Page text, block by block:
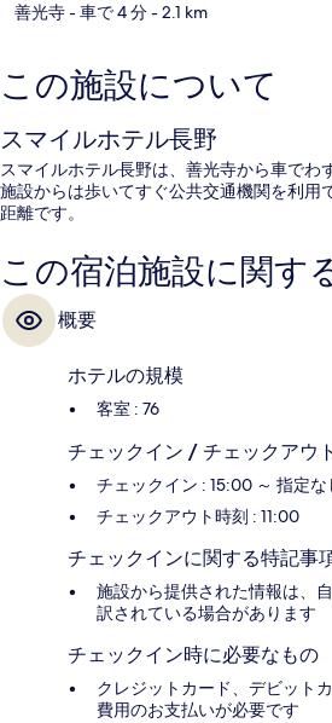
善光寺- 車で 4 分- 2.1 km
この施設について
スマイルホテル長野
スマイルホテル長野は、善光寺から車でわ
施設からは歩いてすぐ公共交通機関を利用
距離です。
この宿泊施設に関す
概要
ホテルの規模
客室 : 76
チェックイン / チェックアウト
チェックイン : 15:00 ～ 指定な
チェックアウト時刻 : 11:00
チェックインに関する特記事
施設から提供された情報は、
訳されている場合があります
チェックイン時に必要なもの
クレジットカード、デビット
費用のお支払いが必要です